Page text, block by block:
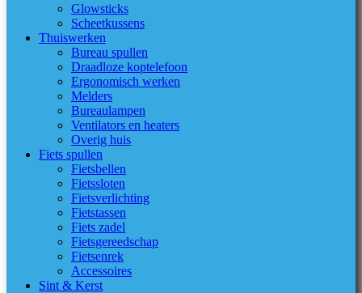
Glowsticks
Scheetkussens
Thuiswerken
Bureau spullen
Draadloze koptelefoon
Ergonomisch werken
Melders
Bureaulampen
Ventilators en heaters
Overig huis
Fiets spullen
Fietsbellen
Fietssloten
Fietsverlichting
Fietstassen
Fiets zadel
Fietsgereedschap
Fietsenrek
Accessoires
Sint & Kerst